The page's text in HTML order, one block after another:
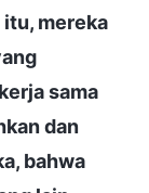
mereka
sama
dan
bahwa